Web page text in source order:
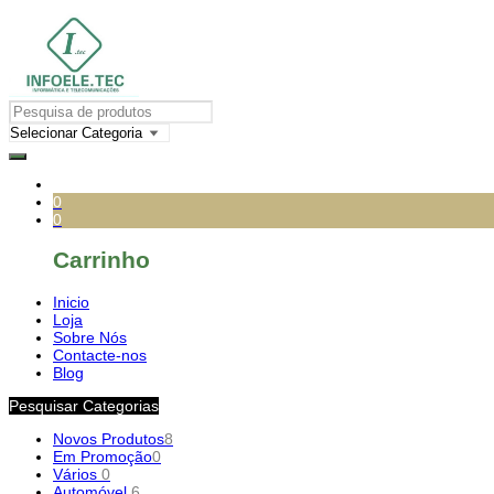
0
0
Carrinho
Inicio
Loja
Sobre Nós
Contacte-nos
Blog
Pesquisar Categorias
Novos Produtos8
Em Promoção0
Vários 0